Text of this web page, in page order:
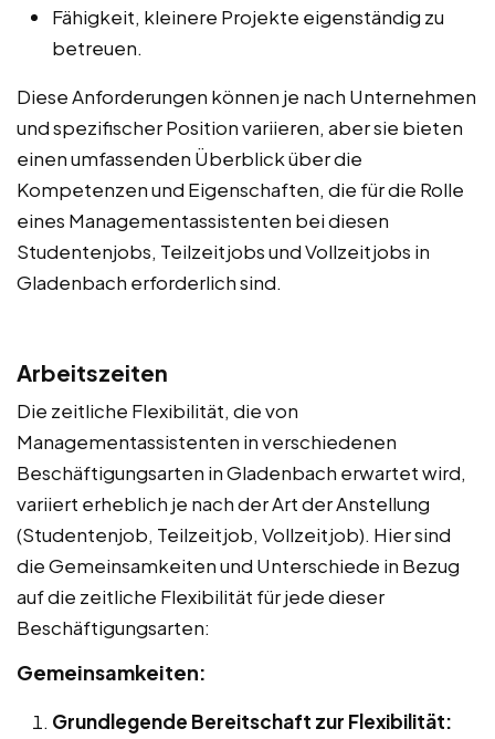
Fähigkeit, kleinere Projekte eigenständig zu
betreuen.
Diese Anforderungen können je nach Unternehmen
und spezifischer Position variieren, aber sie bieten
einen umfassenden Überblick über die
Kompetenzen und Eigenschaften, die für die Rolle
eines Managementassistenten bei diesen
Studentenjobs, Teilzeitjobs und Vollzeitjobs in
Gladenbach erforderlich sind.
Arbeitszeiten
Die zeitliche Flexibilität, die von
Managementassistenten in verschiedenen
Beschäftigungsarten in Gladenbach erwartet wird,
variiert erheblich je nach der Art der Anstellung
(Studentenjob, Teilzeitjob, Vollzeitjob). Hier sind
die Gemeinsamkeiten und Unterschiede in Bezug
auf die zeitliche Flexibilität für jede dieser
Beschäftigungsarten:
Gemeinsamkeiten:
Grundlegende Bereitschaft zur Flexibilität: